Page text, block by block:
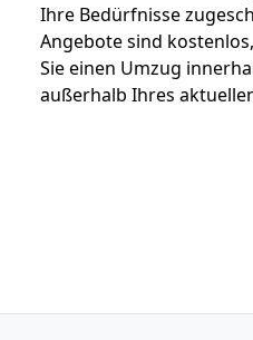
Ihre Bedürfnisse
Angebote sind
Sie einen Umzug
außerhalb Ihres